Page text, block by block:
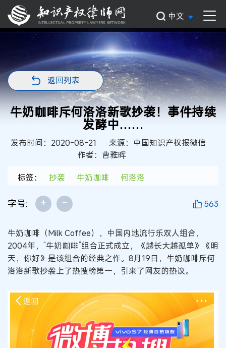
中文
返回列表
牛奶咖啡斥何洛洛新歌抄袭！事件持续
发酵中……
发布时间：2020-08-21
来源：中国知识产权报微信
作者：曹雅晖
标签： 抄袭 牛奶咖啡 何洛洛
字号: + - 563
牛奶咖啡（Milk Coffee），中国内地流行乐双人组合，
2004年，“牛奶咖啡”组合正式成立，《越长大越孤单》《明
天，你好》是该组合的经典之作。8月19日，牛奶咖啡斥何
洛洛新歌抄袭上了热搜榜第一，引来了网友的热议。